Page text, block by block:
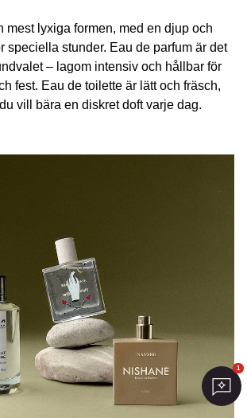
mest lyxiga formen, med en djup och
speciella stunder. Eau de parfum är det
– lagom intensiv och hållbar för
fest. Eau de toilette är lätt och fräsch,
vill bära en diskret doft varje dag.
1